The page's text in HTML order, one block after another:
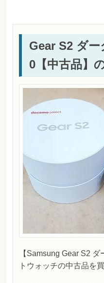
Gear S2 ダ
0【中古品】
【Samsung Gear S2
トウォッチの中古品を